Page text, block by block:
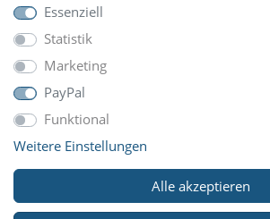
UNTERNEHMEN
ZAHLUNGARTEN
WIR VERSCHICKEN MIT
Essenziell
Statistik
Marketing
PayPal
Funktional
Weitere Einstellungen
Alle akzeptieren